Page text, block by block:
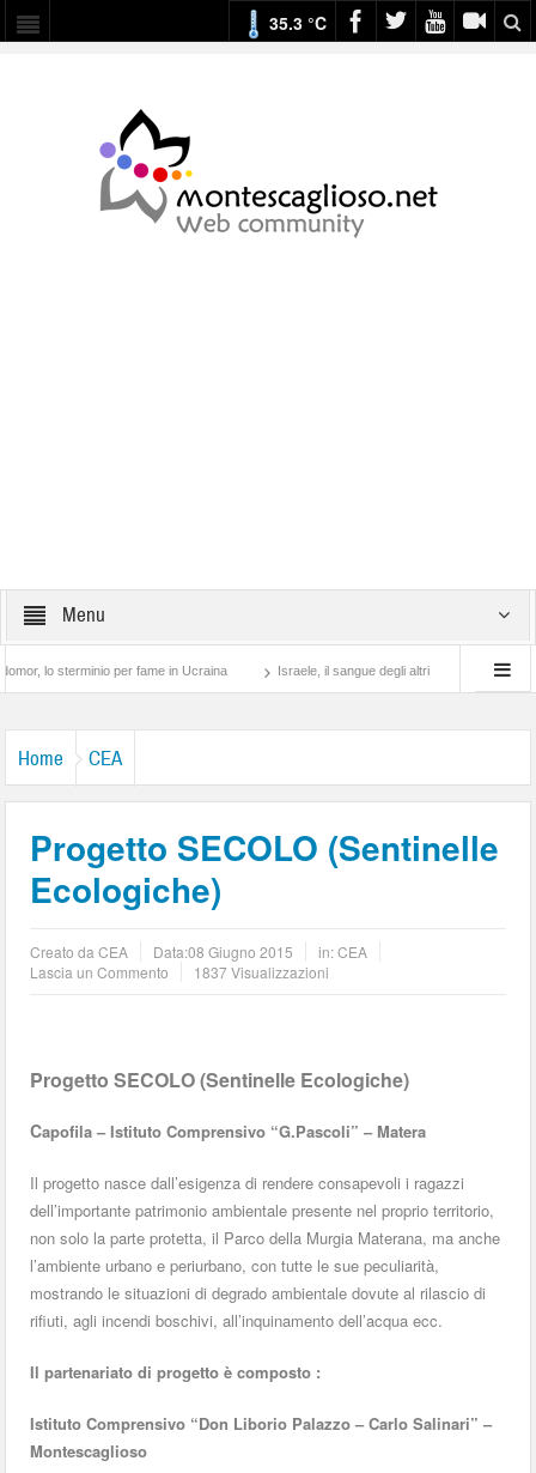
35.3 °C
Menu
per fame in Ucraina Israele, il sangue degli altri Lotta di classe… tra
Home CEA
Progetto SECOLO (Sentinelle
Ecologiche)
Creato daCEA Data:08 Giugno 2015 in:CEA
Lascia un Commento
1837 Visualizzazioni
Progetto SECOLO (Sentinelle Ecologiche)
Capofila –Istituto Comprensivo “G.Pascoli” – Matera
Il progetto nasce dall’esigenza di rendere consapevoli i ragazzi
dell’importante patrimonio ambientale presente nel proprio territorio,
non solo la parte protetta, il Parco della Murgia Materana, ma anche
l’ambiente urbano e periurbano, con tutte le sue peculiarità,
mostrando le situazioni di degrado ambientale dovute al rilascio di
rifiuti, agli incendi boschivi, all’inquinamento dell’acqua ecc.
Il partenariato di progetto è composto :
Istituto Comprensivo “Don Liborio Palazzo – Carlo Salinari” –
Montescaglioso